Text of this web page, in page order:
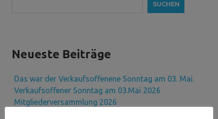
SUCHEN
Neueste Beiträge
Das war der Verkaufsoffenene Sonntag am 03. Mai.
Verkaufsoffener Sonntag am 03.Mai 2026
Mitgliederversammlung 2026